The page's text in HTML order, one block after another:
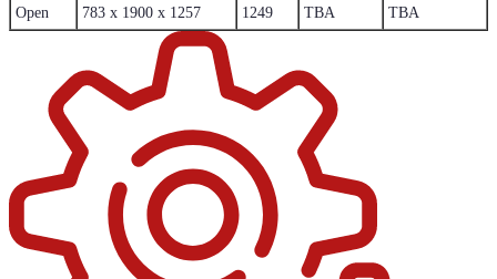
Open 783 x 1900 x 1257 1249 TBA TBA